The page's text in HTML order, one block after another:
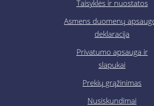
Taisyklės ir nuostatos
Asmens duomenų
deklaracija
Privatumo apsauga ir
slapukai
Prekių grąžinimas
Nusiskundimai